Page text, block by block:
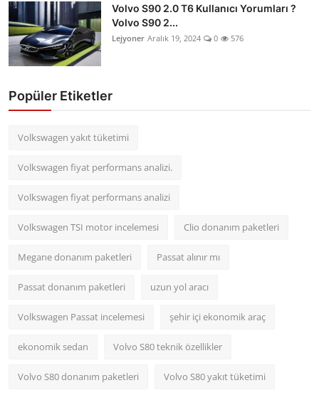
Volvo S90 2.0 T6 Kullanıcı Yorumları ?
Volvo S90 2...
Lejyoner Aralık 19, 2024 0 576
Popüler Etiketler
Volkswagen yakıt tüketimi
Volkswagen fiyat performans analizi.
Volkswagen fiyat performans analizi
Volkswagen TSI motor incelemesi Clio donanım paketleri
Megane donanım paketleri Passat alınır mı
Passat donanım paketleri uzun yol aracı
Volkswagen Passat incelemesi şehir içi ekonomik araç
ekonomik sedan Volvo S80 teknik özellikler
Volvo S80 donanım paketleri Volvo S80 yakıt tüketimi